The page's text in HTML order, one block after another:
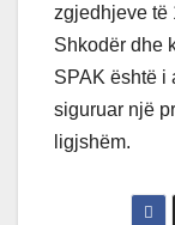
zgjedhjeve të
Shkodër dhe
SPAK është i
siguruar një
ligjshëm.